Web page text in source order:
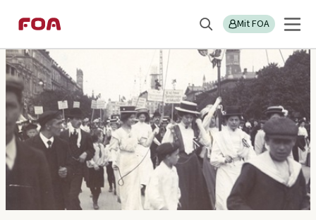
til
hovedindhold
til
hovedmenu
Søg Mit FOA
menu
Nyt fra FOA